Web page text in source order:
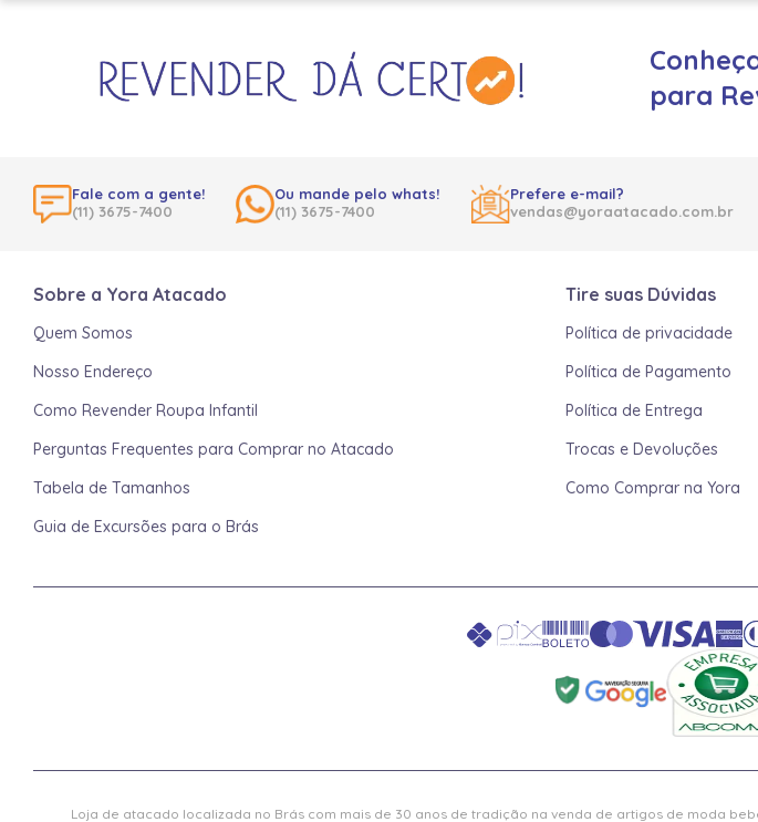
para
Fale com a gente!
(11) 3675-7400
Ou mande pelo whats!
(11) 3675-7400
Prefere e-mail?
vendas@yoraatacado.com.br
Sobre a Yora Atacado
Quem Somos
Nosso Endereço
Como Revender Roupa Infantil
Perguntas Frequentes para Comprar no Atacado
Tabela de Tamanhos
Guia de Excursões para o Brás
Tire suas Dúvidas
Política de privacidade
Política de Pagamento
Política de Entrega
Trocas e Devoluções
Como Comprar na Yora
Loja de atacado localizada no Brás com mais de 30 anos de tradição na venda de artigos de moda